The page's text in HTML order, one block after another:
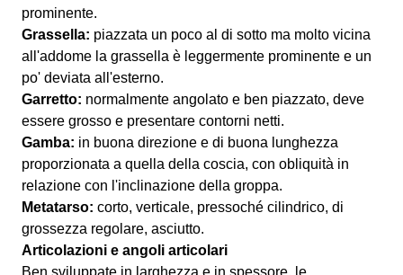
prominente.
Grassella: piazzata un poco al di sotto ma molto vicina
all'addome la grassella è leggermente prominente e un
po' deviata all'esterno.
Garretto: normalmente angolato e ben piazzato, deve
essere grosso e presentare contorni netti.
Gamba: in buona direzione e di buona lunghezza
proporzionata a quella della coscia, con obliquità in
relazione con l'inclinazione della groppa.
Metatarso: corto, verticale, pressoché cilindrico, di
grossezza regolare, asciutto.
Articolazioni e angoli articolari
Ben sviluppate in larghezza e in spessore, le